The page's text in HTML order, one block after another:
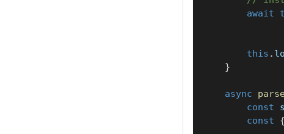
await
this .
}
async
const
const
{